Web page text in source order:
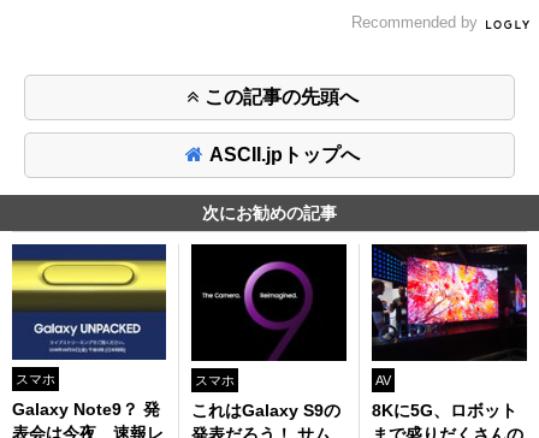
Recommended by
この記事の先頭へ
ASCII.jpトップへ
次にお勧めの記事
スマホ
Galaxy Note9？ 発
表会は今夜 速報レ
スマホ
これはGalaxy S9の
発表だろう！ サム
AV
8Kに5G、ロボット